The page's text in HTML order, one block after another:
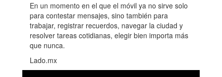
En un momento en el que el móvil ya no sirve solo
para contestar mensajes, sino también para
trabajar, registrar recuerdos, navegar la ciudad y
resolver tareas cotidianas, elegir bien importa más
que nunca.
Lado.mx